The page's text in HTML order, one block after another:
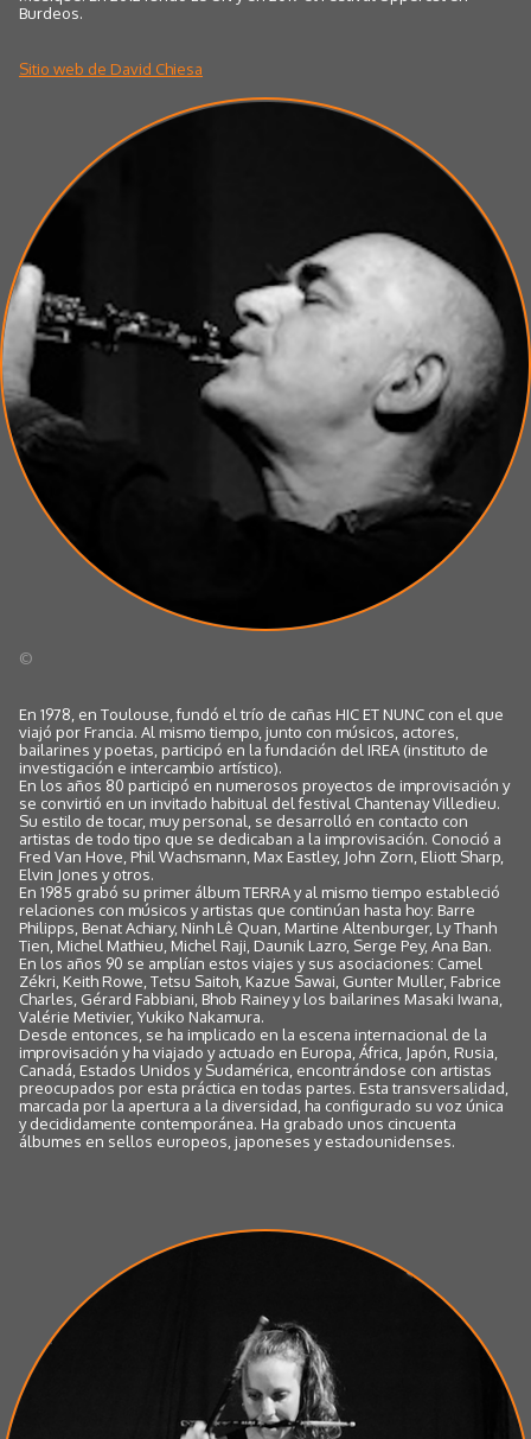
Burdeos.
Sitio web de David Chiesa
©
En 1978, en Toulouse, fundó el trío de cañas HIC ET NUNC con el que
viajó por Francia. Al mismo tiempo, junto con músicos, actores,
bailarines y poetas, participó en la fundación del IREA (instituto de
investigación e intercambio artístico).
En los años 80 participó en numerosos proyectos de improvisación y
se convirtió en un invitado habitual del festival Chantenay Villedieu.
Su estilo de tocar, muy personal, se desarrolló en contacto con
artistas de todo tipo que se dedicaban a la improvisación. Conoció a
Fred Van Hove, Phil Wachsmann, Max Eastley, John Zorn, Eliott Sharp,
Elvin Jones y otros.
En 1985 grabó su primer álbum TERRA y al mismo tiempo estableció
relaciones con músicos y artistas que continúan hasta hoy: Barre
Philipps, Benat Achiary, Ninh Lê Quan, Martine Altenburger, Ly Thanh
Tien, Michel Mathieu, Michel Raji, Daunik Lazro, Serge Pey, Ana Ban.
En los años 90 se amplían estos viajes y sus asociaciones: Camel
Zékri, Keith Rowe, Tetsu Saitoh, Kazue Sawai, Gunter Muller, Fabrice
Charles, Gérard Fabbiani, Bhob Rainey y los bailarines Masaki Iwana,
Valérie Metivier, Yukiko Nakamura.
Desde entonces, se ha implicado en la escena internacional de la
improvisación y ha viajado y actuado en Europa, África, Japón, Rusia,
Canadá, Estados Unidos y Sudamérica, encontrándose con artistas
preocupados por esta práctica en todas partes. Esta transversalidad,
marcada por la apertura a la diversidad, ha configurado su voz única
y decididamente contemporánea. Ha grabado unos cincuenta
álbumes en sellos europeos, japoneses y estadounidenses.